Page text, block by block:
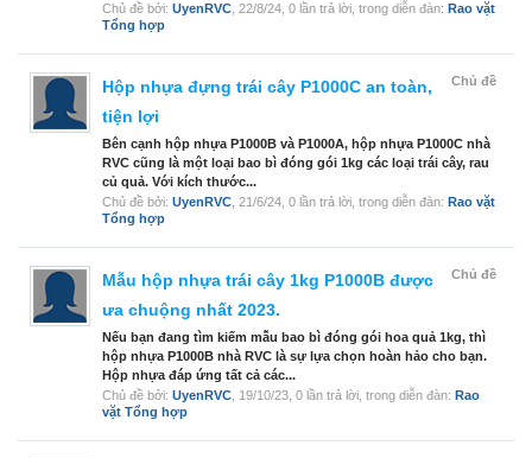
Chủ đề bởi: UyenRVC 22/8/24 , 0 lần trả lời, trong diễn đàn: Rao vặt
Tổng hợp
Chủ đề
Hộp nhựa đựng trái cây P1000C an toàn,
tiện lợi
Bên cạnh hộp nhựa P1000B và P1000A, hộp nhựa P1000C nhà
RVC cũng là một loại bao bì đóng gói 1kg các loại trái cây, rau
củ quả. Với kích thước...
Chủ đề bởi: UyenRVC 21/6/24 , 0 lần trả lời, trong diễn đàn: Rao vặt
Tổng hợp
Chủ đề
Mẫu hộp nhựa trái cây 1kg P1000B được
ưa chuộng nhất 2023.
Nếu bạn đang tìm kiếm mẫu bao bì đóng gói hoa quả 1kg, thì
hộp nhựa P1000B nhà RVC là sự lựa chọn hoàn hảo cho bạn.
Hộp nhựa đáp ứng tất cả các...
Chủ đề bởi: UyenRVC 19/10/23 , 0 lần trả lời, trong diễn đàn: Rao
vặt Tổng hợp